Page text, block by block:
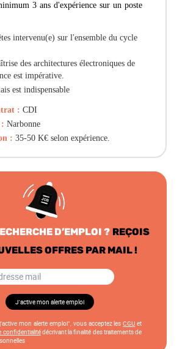
3 ans d'expérience sur un poste
intervenu(e) sur l'ensemble du cycle
des architectures électroniques de
est impérative.
est indispensable
: CDI
: Narbonne
: 35-50 K€ selon expérience.
D’EMPLOI ? REÇOIS
OFFRES PAR MAIL !
mon alerte emploi”, vous acceptez lesCGU et
confidentialitédécrivant la finalité des traitements de